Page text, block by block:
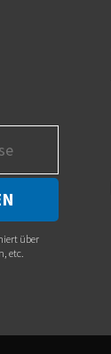
über
etc.